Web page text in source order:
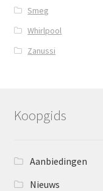
Smeg
Whirlpool
Zanussi
Koopgids
Aanbiedingen
Nieuws